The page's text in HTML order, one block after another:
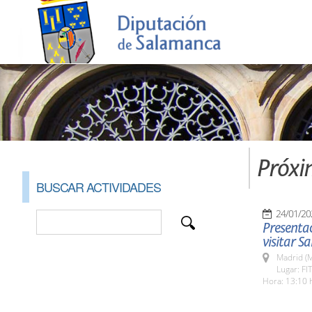
BUSCAR ACTIVIDADES
24/01/
visitar
Madrid
Lugar:
Hora: 13:10